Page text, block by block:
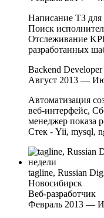
Написание ТЗ для
Поиск
Отслеживание
разработанных
Backend Developer
Август 2013 —
Автоматизация
веб-интерфейс,
менеджер показа
Стек - Yii, mysql,
tagline, Russian
Новосибирск
Веб-разработчик
Февраль 2013 —